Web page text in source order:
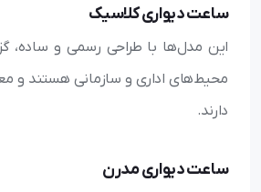
ساعت دیواری کلاسیک
این مدل‌ها با طراحی رسمی و ساده،
محیط‌های اداری و سازمانی هستند و
دارند.
ساعت دیواری مدرن